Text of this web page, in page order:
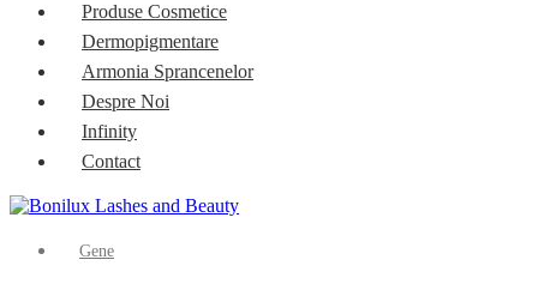
Produse Cosmetice
Dermopigmentare
Armonia Sprancenelor
Despre Noi
Infinity
Contact
Gene